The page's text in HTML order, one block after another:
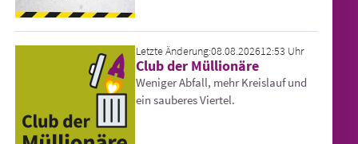
Letzte Änderung:08.08.202612:53 Uhr
Club der Müllionäre
Weniger Abfall, mehr Kreislauf und
ein sauberes Viertel.